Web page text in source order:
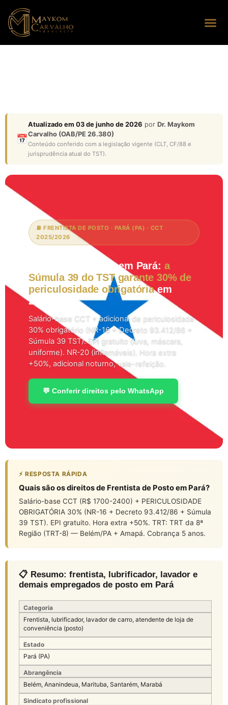
📅
Atualizado em 03 de junho de 2026 por Dr. Maykom
Carvalho (OAB/PE 26.380)
Conteúdo conferido com a legislação vigente (CLT, CF/88 e
jurisprudência atual do TST).
⛽ FRENTISTA DE POSTO · PARÁ (PA) · CCT
2025/2026
Frentista de Posto em Pará: a
Súmula 39 do TST garante 30% de
periculosidade obrigatóriaem
2026.
Salário-base CCT + adicional de periculosidade
30% obrigatório (NR-16 + Decreto 93.412/86 +
Súmula 39 TST). EPI gratuito (luva, máscara,
uniforme). NR-20 (inflamáveis). Hora extra
+50%, adicional noturno, vale-refeição.
💬 Conferir direitos pelo WhatsApp
⚡ RESPOSTA RÁPIDA
Quais são os direitos de Frentista de Posto em Pará?
Salário-base CCT (R$ 1700-2400) + PERICULOSIDADE
OBRIGATÓRIA 30% (NR-16 + Decreto 93.412/86 + Súmula
39 TST). EPI gratuito. Hora extra +50%. TRT: TRT da 8ª
Região (TRT-8) — Belém/PA + Amapá. Cobrança 5 anos.
📋 Resumo: frentista, lubrificador, lavador e
demais empregados de posto em Pará
Categoria
Frentista, lubrificador, lavador de carro, atendente de loja de
conveniência (posto)
Estado
Pará (PA)
Abrangência
Belém, Ananindeua, Marituba, Santarém, Marabá
Sindicato profissional